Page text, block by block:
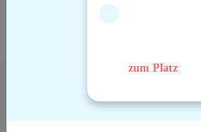
zum Platz